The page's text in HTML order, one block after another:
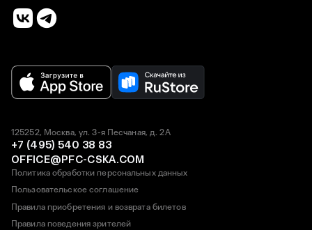
125252, Москва, ул. 3-я Песчаная, д. 2А
+7 (495) 540 38 83
OFFICE@PFC-CSKA.COM
Политика обработки персональных данных
Пользовательское соглашение
Правила приобретения и возврата билетов
Правила поведения зрителей